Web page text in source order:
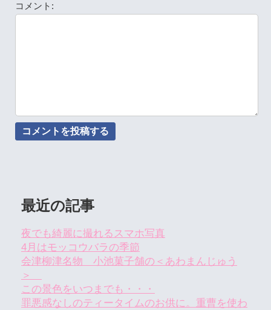
コメント:
最近の記事
夜でも綺麗に撮れるスマホ写真
4月はモッコウバラの季節
会津柳津名物 小池菓子舗の＜あわまんじゅう
＞
この景色をいつまでも・・・
罪悪感なしのティータイムのお供に。重曹を使わ